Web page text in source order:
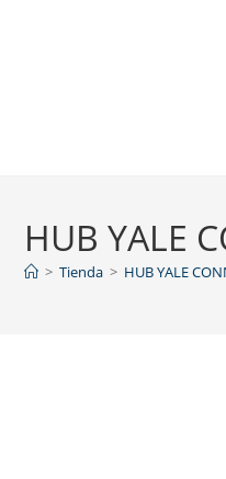
HUB YALE
> Tienda > HUB YALE